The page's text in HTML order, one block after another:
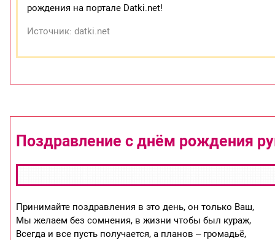
рождения на портале Datki.net!
Источник: datki.net
Поздравление с днём рождения
Принимайте поздравления в это день, он только Ваш,
Мы желаем без сомнения, в жизни чтобы был кураж,
Всегда и все пусть получается, а планов – громадьё,